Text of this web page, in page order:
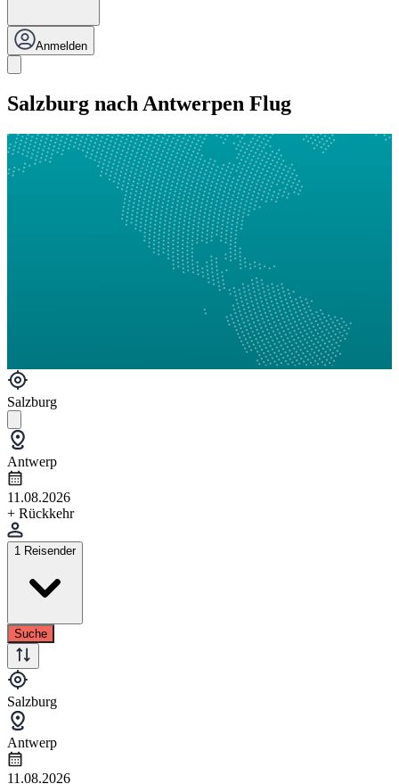
Anmelden
Salzburg nach Antwerpen Flug
Salzburg
Antwerp
11.08.2026
+ Rückkehr
1 Reisender
Suche
Salzburg
Antwerp
11.08.2026